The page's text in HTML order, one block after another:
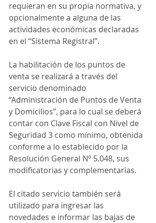
requieran en su propia normativa, y
opcionalmente a alguna de las
actividades económicas declaradas
en el “Sistema Registral”.
La habilitación de los puntos de
venta se realizará a través del
servicio denominado
“Administración de Puntos de Venta
y Domicilios”, para lo cual se deberá
contar con Clave Fiscal con Nivel de
Seguridad 3 como mínimo, obtenida
conforme a lo establecido por la
Resolución General Nº 5.048, sus
modificatorias y complementarias.
El citado servicio también será
utilizado para ingresar las
novedades e informar las bajas de